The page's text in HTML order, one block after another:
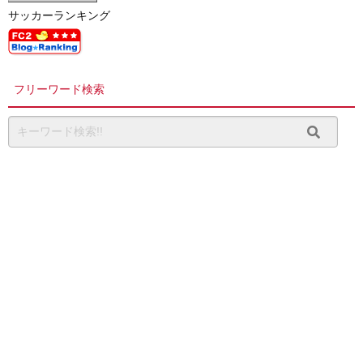
サッカーランキング
フリーワード検索